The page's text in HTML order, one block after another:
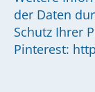
der Daten
Schutz Ihrer
Pinterest: